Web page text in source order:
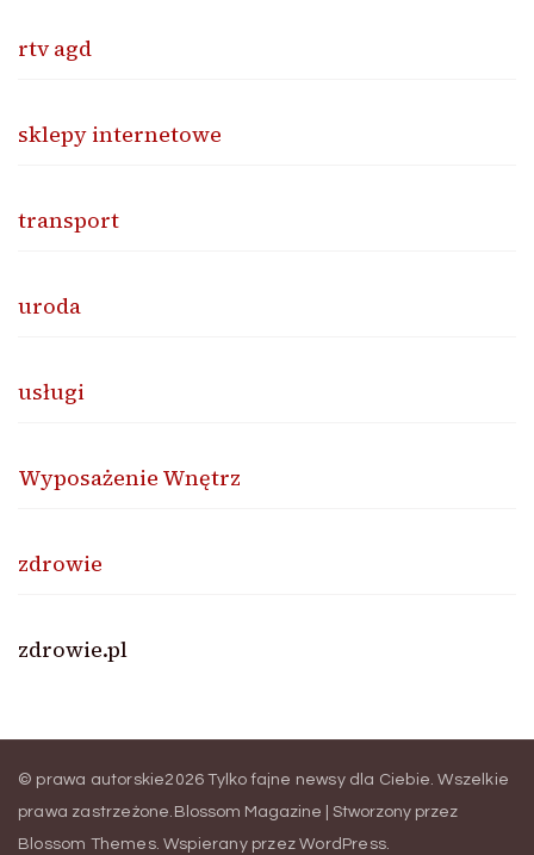
rtv agd
sklepy internetowe
transport
uroda
usługi
Wyposażenie Wnętrz
zdrowie
zdrowie.pl
© prawa autorskie2026Tylko fajne newsy dla Ciebie. Wszelkie
prawa zastrzeżone. Blossom Magazine | Stworzony przez
Blossom Themes. Wspierany przezWordPress.